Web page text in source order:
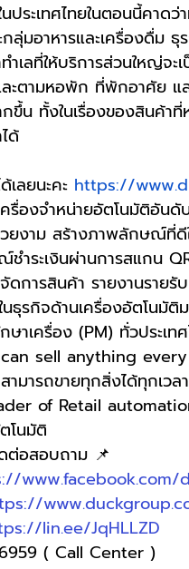
ประเทศไทยในตอนนี้คา
กลุ่มอาหารและเครื่องดื่ม
ำเลที่ให้บริการส่วนใหญ่จ
ะตามหอพัก ที่พักอาศัย แ
ขึ้น ทั้งในเรื่องของสินค้าที่
ด้
เลยนะคะ https://
เครื่องจำหน่ายอัตโนมัติอันดั
สวยงาม สร้างภาพลักษณ์ที่
ณ์ชำระเงินผ่านการสแกน
จัดการสินค้า รายงานรายรั
ในธุรกิจด้านเครื่องอัตโนมัติ
กษาเครื่อง (PM) ทั่วประเ
sell anything
มารถขายทุกสิ่งได้ทุกเวลา
of Retail
โนมัติ
ต่อสอบถาม 📌
www.facebook.com/
lin.ee/JqHLLZD
( Call Center )